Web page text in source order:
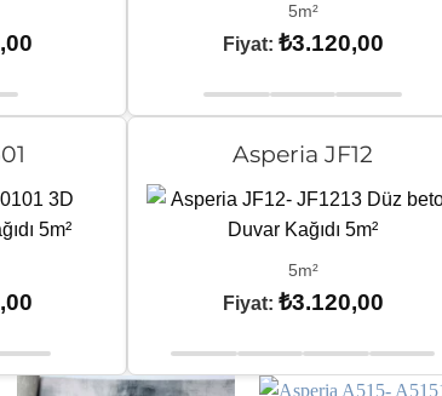
5m²
Fiyat: ₺3.120,00
Asperia JF12
5m²
Fiyat: ₺3.120,00